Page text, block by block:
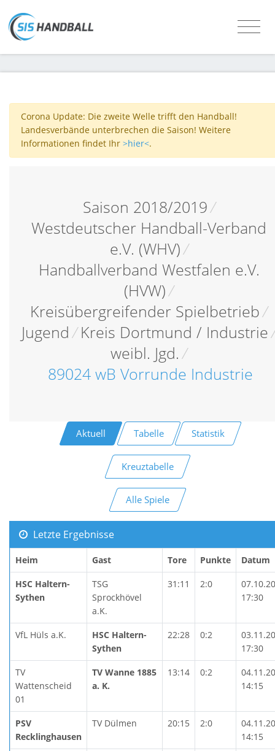
Corona Update: Die zweite Welle trifft den Handball!
Landesverbände unterbrechen die Saison! Weitere
Informationen findet Ihr >hier<.
Saison 2018/2019/
Westdeutscher Handball-Verband
e.V. (WHV)/
Handballverband Westfalen e.V.
(HVW)/
Kreisübergreifender Spielbetrieb/
Jugend / Kreis Dortmund / Industrie
weibl. Jgd. /
89024 wB Vorrunde Industrie
Aktuell Tabelle Statistik
Kreuztabelle
Alle Spiele
Letzte Ergebnisse
Heim Gast Tore Punkte Datum
HSC Haltern-
Sythen
TSG
Sprockhövel
a.K.
31:11 2:0
17:30
VfL Hüls a.K.
HSC Haltern-
Sythen
22:28 0:2
17:30
TV
Wattenscheid
01
TV Wanne 1885
a. K.
13:14 0:2
14:15
PSV
Recklinghausen
TV Dülmen 20:15 2:0
14:15